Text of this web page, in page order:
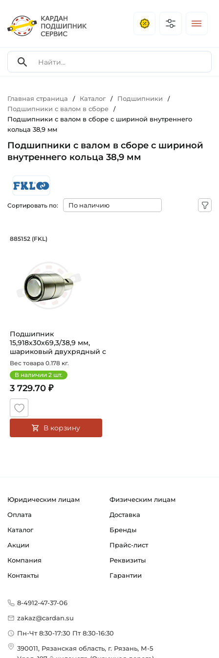
Главная страница / Каталог / Подшипники /
Подшипники с валом в сборе /
Подшипники с валом в сборе с шириной внутреннего
кольца 38,9 мм
Подшипники с валом в сборе с шириной
внутреннего кольца 38,9 мм
Сортировать по:
Подшипник 15,918х30х69,3/38,9 мм,
885152 (FKL)
Подшипник
15,918х30х69,3/38,9 мм,
шариковый двухрядный с
валом 15,918 м...
Вес товара 0.178 кг.
В наличии 2 шт.
3 729.70 ₽
В корзину
Юридическим лицам
Физическим лицам
Оплата
Доставка
Каталог
Бренды
Акции
Прайс-лист
Компания
Реквизиты
Контакты
Гарантии
8-4912-47-37-06
zakaz@cardan.su
Пн-Чт 8:30-17:30 Пт 8:30-16:30
390011, Рязанская область, г. Рязань, М-5